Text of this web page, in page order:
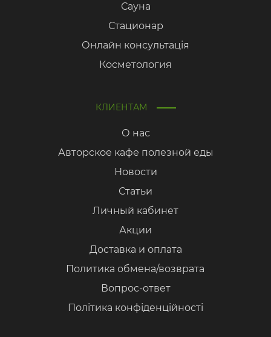
Сауна
Стационар
Онлайн консультація
Косметология
КЛИЕНТАМ
О нас
Авторское кафе полезной еды
Новости
Статьи
Личный кабинет
Акции
Доставка и оплата
Политика обмена/возврата
Вопрос-ответ
Політика конфіденційності